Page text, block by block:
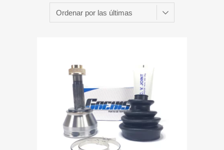
Add to Wishlist
Add to Compare